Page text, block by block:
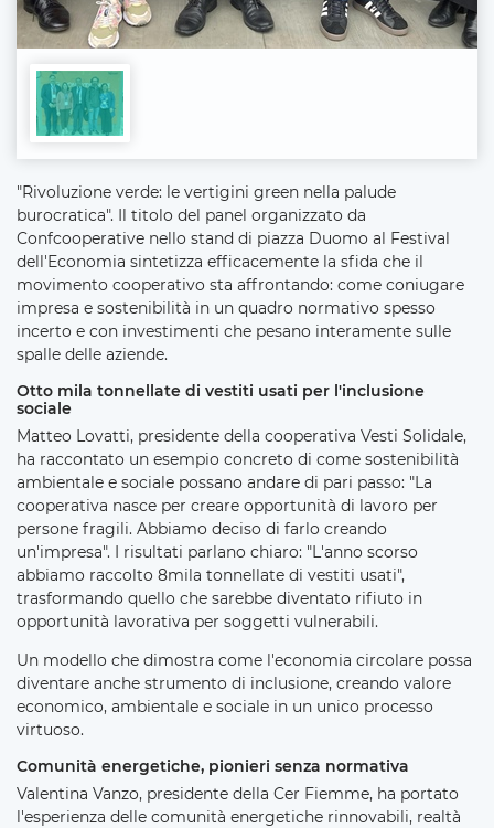
"Rivoluzione verde: le vertigini green nella palude
burocratica". Il titolo del panel organizzato da
Confcooperative nello stand di piazza Duomo al Festival
dell'Economia sintetizza efficacemente la sfida che il
movimento cooperativo sta affrontando: come coniugare
impresa e sostenibilità in un quadro normativo spesso
incerto e con investimenti che pesano interamente sulle
spalle delle aziende.
Otto mila tonnellate di vestiti usati per l'inclusione
sociale
Matteo Lovatti, presidente della cooperativa Vesti Solidale,
ha raccontato un esempio concreto di come sostenibilità
ambientale e sociale possano andare di pari passo: "La
cooperativa nasce per creare opportunità di lavoro per
persone fragili. Abbiamo deciso di farlo creando
un'impresa". I risultati parlano chiaro: "L'anno scorso
abbiamo raccolto 8mila tonnellate di vestiti usati",
trasformando quello che sarebbe diventato rifiuto in
opportunità lavorativa per soggetti vulnerabili.
Un modello che dimostra come l'economia circolare possa
diventare anche strumento di inclusione, creando valore
economico, ambientale e sociale in un unico processo
virtuoso.
Comunità energetiche, pionieri senza normativa
Valentina Vanzo, presidente della Cer Fiemme, ha portato
l'esperienza delle comunità energetiche rinnovabili, realtà